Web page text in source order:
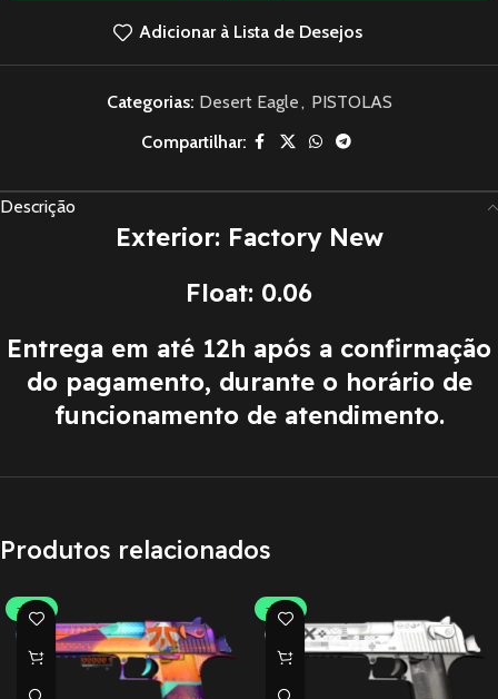
Adicionar à Lista de Desejos
Categorias: Desert Eagle, PISTOLAS
Compartilhar:
Descrição
Exterior: Factory New
Float: 0.06
Entrega em até 12h após a confirmação
do pagamento, durante o horário de
funcionamento de atendimento.
Produtos relacionados
-30% -30%